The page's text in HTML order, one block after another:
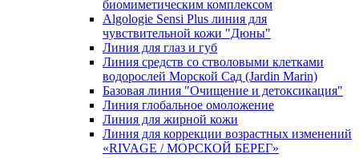
биомиметическим комплексом
Algologie Sensi Plus линия для
чувcтвительной кожи "Дюны"
Линия для глаз и губ
Линия средств со стволовыми клетками
водорослей Морской Сад (Jardin Marin)
Базовая линия "Очищение и детоксикация"
Линия глобальное омоложение
Линия для жирной кожи
Линия для коррекции возрастных изменений
«RIVAGE / МОРСКОЙ БЕРЕГ»